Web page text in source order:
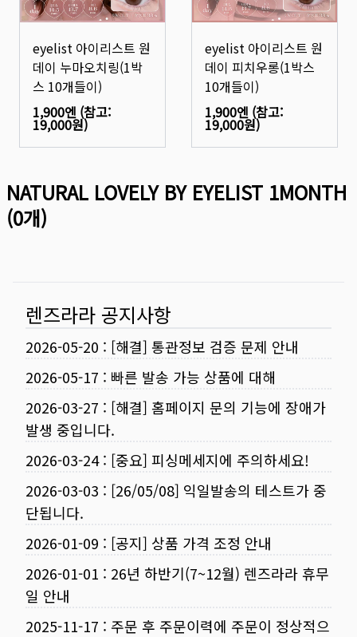
eyelist 아이리스트 원
데이 누마오치링(1박
스 10개들이)
1,900엔 (참고:
19,000원)
eyelist 아이리스트 원
데이 피치우롱(1박스
10개들이)
1,900엔 (참고:
19,000원)
NATURAL LOVELY BY EYELIST 1MONTH
(0개)
렌즈라라 공지사항
2026-05-20 : [해결] 통관정보 검증 문제 안내
2026-05-17 : 빠른 발송 가능 상품에 대해
2026-03-27 : [해결] 홈페이지 문의 기능에 장애가
발생 중입니다.
2026-03-24: [중요] 피싱메세지에 주의하세요!
2026-03-03 : [26/05/08] 익일발송의 테스트가 중
단됩니다.
2026-01-09 : [공지] 상품 가격 조정 안내
2026-01-01 : 26년 하반기(7~12월) 렌즈라라 휴무
일 안내
2025-11-17 : 주문 후 주문이력에 주문이 정상적으